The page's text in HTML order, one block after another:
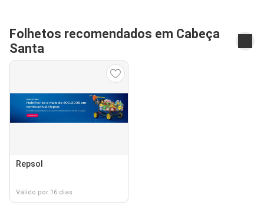
Folhetos recomendados em Cabeça
Santa
Repsol
Válido por 16 dias